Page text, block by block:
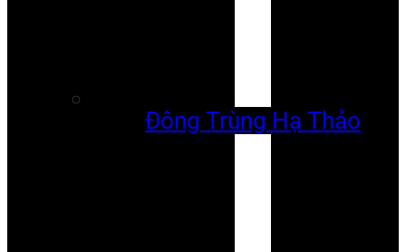
Đông Trùng Hạ Thảo